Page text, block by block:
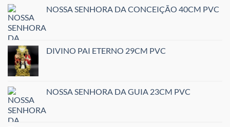
NOSSA SENHORA DA CONCEIÇÃO 40CM PVC
DIVINO PAI ETERNO 29CM PVC
NOSSA SENHORA DA GUIA 23CM PVC